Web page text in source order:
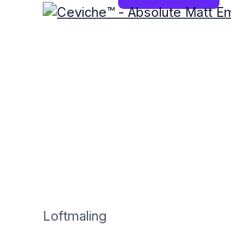
Loftmaling